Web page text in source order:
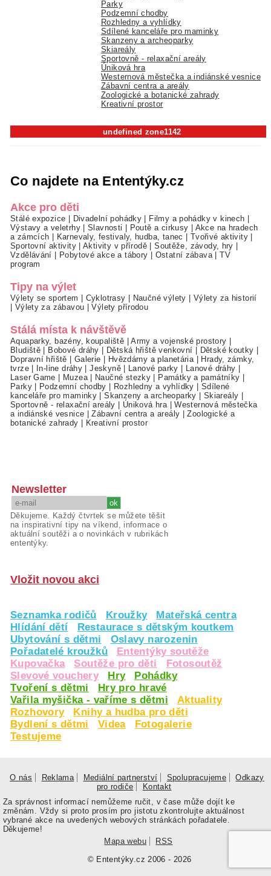
Parky
Podzemní chodby
Rozhledny a vyhlídky
Sdílené kanceláře pro maminky
Skanzeny a archeoparky
Skiareály
Sportovně - relaxační areály
Úniková hra
Westernová městečka a indiánské vesnice
Zábavní centra a areály
Zoologické a botanické zahrady
Kreativní prostor
undefined zone1142
Co najdete na Ententýky.cz
Akce pro děti
Stálé expozice Divadelní pohádky Filmy a pohádky v kinech
Výstavy a veletrhy|Slavnosti Poutě a cirkusy
Akce na hradech
a zámcích
Karnevaly, festivaly, hudba, tanec Tvořivé aktivity
Sportovní aktivity|Aktivity v přírodě |Soutěže, závody, hry
Vzdělávání
Pobytové akce a tábory Ostatní zábava |TV
program
Tipy na výlet
Výlety se sportem Cyklotrasy Naučné výlety
Výlety za historií
Výlety za zábavou |Výlety přírodou
Stálá místa k návštěvě
Aquaparky, bazény, koupaliště |Army a vojenské prostory
Bludiště
Bobové dráhy Dětská hřiště venkovní Dětské koutky
Dopravní hřiště
Galerie Hvězdárny a planetária
Hrady, zámky,
tvrze| In-line dráhy |Jeskyně| Lanové parky Lanové dráhy
Laser Game
Muzea| Naučné stezky Památky a památníky
Parky| Podzemní chodby Rozhledny a vyhlídky
Sdílené
kanceláře pro maminky |Skanzeny a archeoparky Skiareály
Sportovně - relaxační areály
Úniková hra |Westernová městečka
a indiánské vesnice |Zábavní centra a areály |Zoologické a
botanické zahrady
Kreativní prostor
Newsletter
Děkujeme. Každý čtvrtek se můžete těšit
na inspirativní tipy na víkend, informace o
aktuální soutěži a o novinkách v rubrikách
ententýky.
Vložit novou akci
Seznamka rodičů Kroužky
Mateřská centra
Hlídání dětí
Restaurace s dětským koutkem
Ubytování s dětmi
Oslavy narozenin
Pořadatelé kroužků
Ententýky soutěže
Kupovačka
Soutěže pro děti
Fotosoutěž
Slevové vouchery
Hry
Pohádky
Tvoření s dětmi
Hry pro hravé
Vařila myšička - vaříme s dětmi
Aktuality
Rozhovory
Knihy a hudba pro děti
Bydlení s dětmi
Videa
Fotogalerie
Testujeme
O nás Reklama Mediální partnerství Spolupracujeme
Odkazy
pro rodiče
Kontakt
© Ententýky.cz 2006 - 2026
Za správnost informací nemůžeme ručit, v čase může dojít ke
změnám. Vždy si proto prosím pro jistotu zkontrolujte aktuálnost
vybrané akce na uvedených webových stránkách pořadatele.
Děkujeme!
Mapa webu
RSS